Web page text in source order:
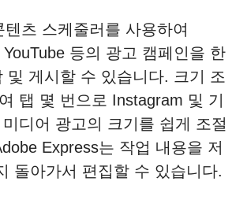
츠 스케줄러를 사용하여
등의 광고 캠페인을 한
및 게시할 수 있습니다. 크기 조
탭 몇 번으로 Instagram 및 기
디어 광고의 크기를 쉽게 조절
Express는 작업 내용을 저
돌아가서 편집할 수 있습니다.